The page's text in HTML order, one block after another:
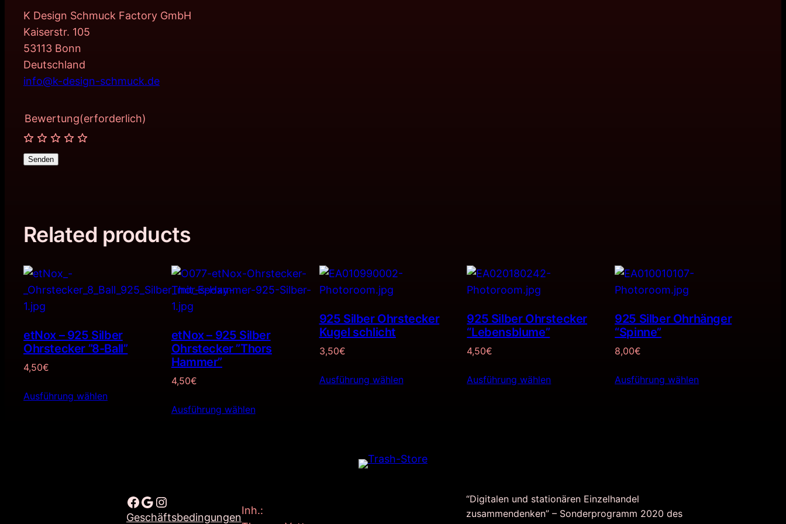
K Design Schmuck Factory GmbH
Kaiserstr. 105
53113 Bonn
Deutschland
info@k-design-schmuck.de
Bewertung(erforderlich)
Senden
Related products
etNox – 925 Silber
Ohrstecker ”8-Ball”
4,50€
Ausführung wählen
etNox – 925 Silber
Ohrstecker ”Thors
Hammer”
4,50€
Ausführung wählen
925 Silber Ohrstecker
Kugel schlicht
3,50€
Ausführung wählen
925 Silber Ohrstecker
“Lebensblume”
4,50€
Ausführung wählen
925 Silber Ohrhänger
“Spinne”
8,00€
Ausführung wählen
Facebook Google Instagram
Geschäftsbedingungen
Inh.:
“Digitalen und stationären Einzelhandel
zusammendenken” – Sonderprogramm 2020 des